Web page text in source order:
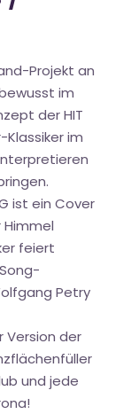
Projekt an
im
der HIT
Klassiker im
ist ein Cover
Himmel
feiert
Petry
Version der
und jede